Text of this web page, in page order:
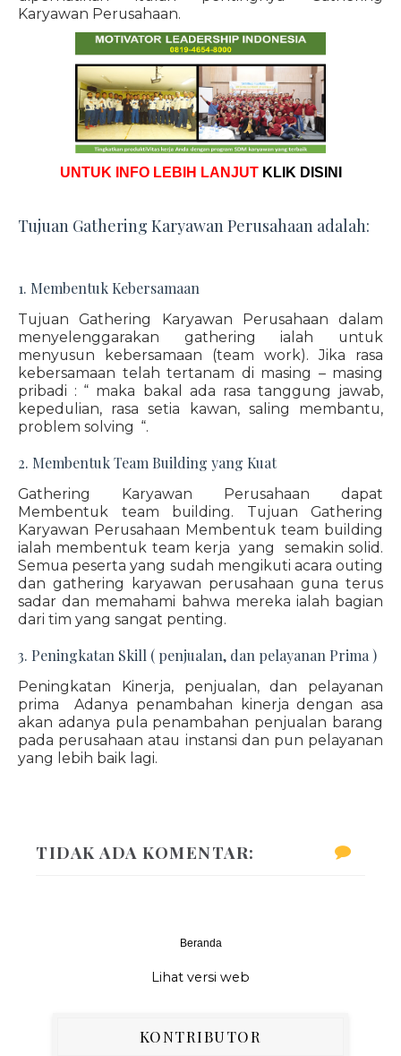
Karyawan Perusahaan.
UNTUK INFO LEBIH LANJUT KLIK DISINI
Tujuan Gathering Karyawan Perusahaan adalah:
1. Membentuk Kebersamaan
Tujuan Gathering Karyawan Perusahaan dalam
menyelenggarakan gathering ialah untuk
menyusun kebersamaan (team work). Jika rasa
kebersamaan telah tertanam di masing – masing
pribadi : “ maka bakal ada rasa tanggung jawab,
kepedulian, rasa setia kawan, saling membantu,
problem solving “.
2. Membentuk Team Building yang Kuat
Gathering Karyawan Perusahaan dapat
Membentuk team building. Tujuan Gathering
Karyawan Perusahaan Membentuk team building
ialah membentuk team kerja yang semakin solid.
Semua peserta yang sudah mengikuti acara outing
dan gathering karyawan perusahaan guna terus
sadar dan memahami bahwa mereka ialah bagian
dari tim yang sangat penting.
3. Peningkatan Skill ( penjualan, dan pelayanan Prima )
Peningkatan Kinerja, penjualan, dan pelayanan
prima Adanya penambahan kinerja dengan asa
akan adanya pula penambahan penjualan barang
pada perusahaan atau instansi dan pun pelayanan
yang lebih baik lagi.
TIDAK ADA KOMENTAR:
Beranda
Lihat versi web
KONTRIBUTOR